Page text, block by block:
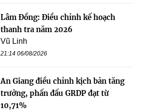
Lâm Đồng: Điều chỉnh kế hoạch
thanh tra năm 2026
Vũ Linh
21:14 06/08/2026
An Giang điều chỉnh kịch bản tăng
trưởng, phấn đấu GRDP đạt từ
10,71%